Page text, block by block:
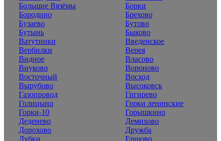
Большие Вязёмы
Борки
Бородино
Брехово
Бузаево
Бутово
Бутынь
Быково
Ватутинки
Введенское
Вербилки
Верея
Видное
Власово
Внуково
Вороново
Восточный
Восход
Вырубово
Высоковск
Газопровод
Гигирево
Голицыно
Горки ленинские
Горки-10
Горышкино
Деденево
Демихово
Дорохово
Дружба
Дубки
Ершово